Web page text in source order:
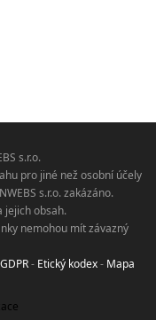
s.r.o.
pro jiné než osobní účely
s.r.o. zakázáno.
jejich obsah.
nemohou mít závazný
- Etický kodex- Mapa